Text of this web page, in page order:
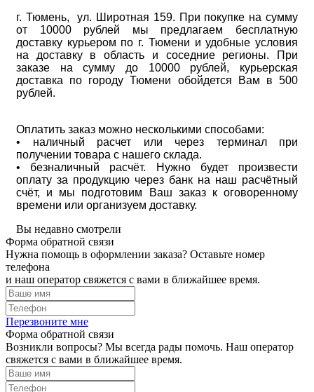
г. Тюмень, ул. Широтная 159. При покупке на сумму
от 10000 рублей мы предлагаем бесплатную
доставку курьером по г. Тюмени и удобные условия
на доставку в область и соседние регионы. При
заказе на сумму до 10000 рублей, курьерская
доставка по городу Тюмени обойдется Вам в 500
рублей.
Оплатить заказ можно несколькими способами:
• наличный расчет или через терминал при
получении товара с нашего склада.
• безналичный расчёт. Нужно будет произвести
оплату за продукцию через банк на наш расчётный
счёт, и мы подготовим Ваш заказ к оговоренному
времени или организуем доставку.
Вы недавно смотрели
Форма обратной связи
Нужна помощь в оформлении заказа? Оставьте номер
телефона
и наш оператор свяжется с вами в ближайшее время.
Перезвоните мне
Форма обратной связи
Возникли вопросы? Мы всегда рады помочь. Наш оператор
свяжется с вами в ближайшее время.